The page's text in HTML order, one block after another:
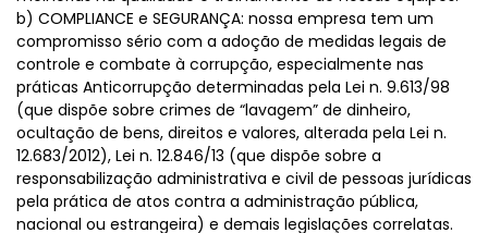
b) COMPLIANCE e SEGURANÇA: nossa empresa tem um
compromisso sério com a adoção de medidas legais de
controle e combate à corrupção, especialmente nas
práticas Anticorrupção determinadas pela Lei n. 9.613/98
(que dispõe sobre crimes de “lavagem” de dinheiro,
ocultação de bens, direitos e valores, alterada pela Lei n.
12.683/2012), Lei n. 12.846/13 (que dispõe sobre a
responsabilização administrativa e civil de pessoas jurídicas
pela prática de atos contra a administração pública,
nacional ou estrangeira) e demais legislações correlatas.